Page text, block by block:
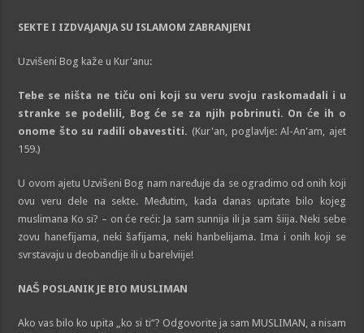
SEKTE I IZDVAJANJA SU ISLAMOM ZABRANJENI
Uzvišeni Bog kaže u Kur'anu:
Tebe se ništa ne tiču oni koji su veru svoju raskomadali i u
stranke se podelili, Bog će se za njih pobrinuti. On će ih o
onome što su radili obavestiti. (Kur'an, poglavlje: Al-An'am, ajet
159.)
U ovom ajetu Uzvišeni Bog nam naređuje da se ogradimo od onih koji
ovu veru dele na sekte. Međutim, kada danas upitate bilo kojeg
muslimana Ko si? – on će reći: Ja sam sunnija ili ja sam šiija. Neki sebe
zovu hanefijama, neki šafijama, neki hanbelijama. Ima i onih koji se
svrstavaju u deobandije ili u barelviije!
NAŠ POSLANIK JE BIO MUSLIMAN
Ako vas bilo ko upita „ko si ti“? Odgovorite ja sam MUSLIMAN, a nisam